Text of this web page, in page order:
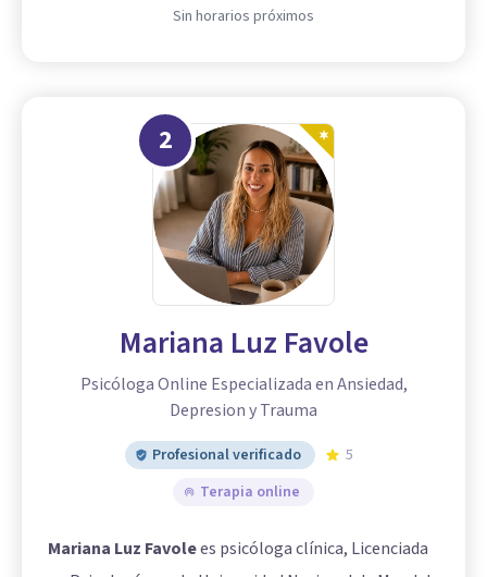
Sin horarios próximos
2
Mariana Luz Favole
Psicóloga Online Especializada en Ansiedad,
Depresion y Trauma
Profesional verificado
5
Terapia online
Mariana Luz Favolees psicóloga clínica, Licenciada